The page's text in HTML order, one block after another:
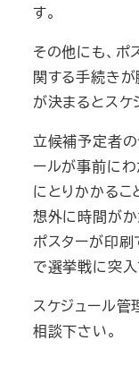
す。
その他にも、
関する手続き
が決まるとスケ
立候補予定者
ールが事前に
にとりかかる
想外に時間が
ポスターが印
で選挙戦に突入
スケジュール
相談下さい。